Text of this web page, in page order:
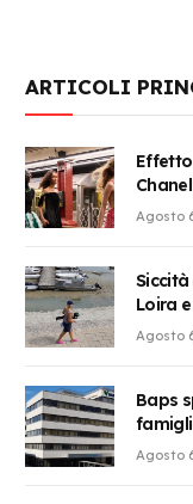
ARTICOLI
Agosto
Siccità
Loira
Agosto
Baps
Agosto